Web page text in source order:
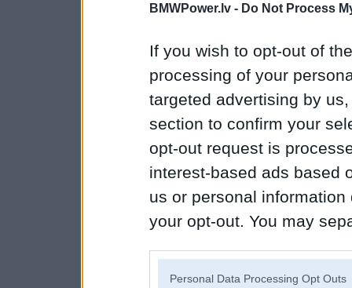
BMWPower.lv - Do Not Process
If you wish to opt-out of
processing of your
targeted advertising by
section to confirm your
opt-out request is
interest-based ads based
us or personal
your opt-out. You may
Personal Data Processing Opt Outs